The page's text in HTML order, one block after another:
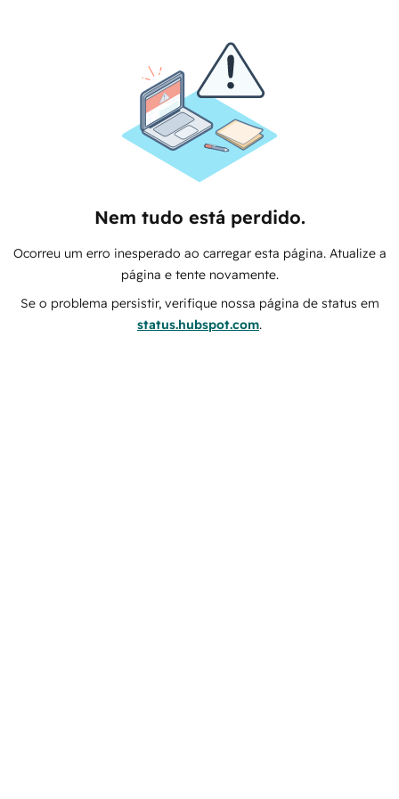
Nem tudo está perdido.
Ocorreu um erro inesperado ao carregar esta página. Atualize a
página e tente novamente.
Se o problema persistir, verifique nossa página de status em
status.hubspot.com.